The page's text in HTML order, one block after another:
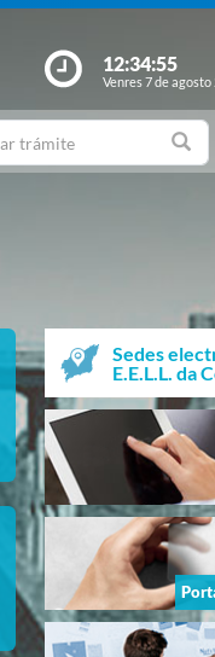
12:34:56
Venres 7 de agosto
Sedes
E.E.L.L. da